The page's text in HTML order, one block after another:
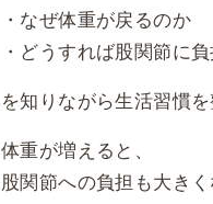
・なぜ体重が戻るのか
・どうすれば股関節に
を知りながら生活習慣
体重が増えると、
股関節への負担も大きく